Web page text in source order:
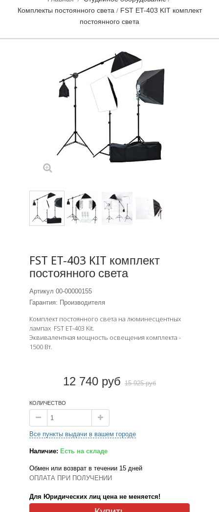
Комплекты постоянного света
FST ET-403 KIT комплект
постоянного света
FST ET-403 KIT комплект
постоянного света
Артикул 00-00000155
Гарантия: Производителя
Комплект постоянного света на люминесцентных
лампах FST ET-403 Kit.
Эквивалентная мощность освещения комплекта -
1500 Вт.
12 740 руб 15 925 руб
КОЛИЧЕСТВО
Все пункты выдачи в вашем городе
Наличие: Есть на складе
Обмен или возврат в течении 15 дней
ОПЛАТА ПРИ ПОЛУЧЕНИИ
Для Юридических лиц цена не меняется!